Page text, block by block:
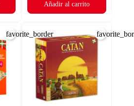
Añadir al carrito
favorite_border